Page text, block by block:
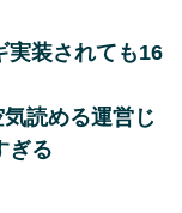
実装されても16
読める運営じ
ぎる